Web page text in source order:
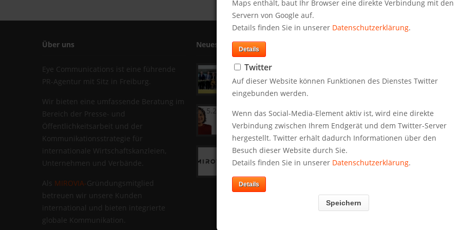
Über uns
Eye Communications ist eine führende
PR-Agentur mit Sitz in Freiburg.
Wir bieten eine umfassende Beratung im
Bereich der Presse- und
Öffentlichkeitsarbeit und der
Kommunikationsstrategie für
internationale Wirtschaftskanzleien,
Unternehmen und Verbände.
Als MIROVIA-Gründungsmitglied
betreuen wir unsere Kunden
international und bieten integrierte
globale Kommunikation.
Neues aus dem Blog
Sartorius eröffnet neues
Kompetenzzentrum für Zell-
und Gentherapie-
Komponenten in Freiburg
26.5.2026
MIROVIA nimmt Commwiser
in Indien und TriOn & Co in
Singapur auf
23.5.2023
Startschuss für MIROVIA
11.3.2020
Wenn das Social-Media-Element aktiv
Ihrem Endgerät und dem Twitter-Server
Informationen über den Besuch dieser
unsererDatenschutzerklärung.
Maps enthält, baut Ihr Browser eine direkte Verbindung mit den
Servern von Google auf.
Details finden Sie in unserer Datenschutzerklärung.
Details
Twitter
Auf dieser Website können Funktionen des Dienstes Twitter
eingebunden werden.
Wenn das Social-Media-Element aktiv ist, wird eine direkte
Verbindung zwischen Ihrem Endgerät und dem Twitter-Server
hergestellt. Twitter erhält dadurch Informationen über den
Besuch dieser Website durch Sie.
Details finden Sie in unserer Datenschutzerklärung.
Details
Speichern